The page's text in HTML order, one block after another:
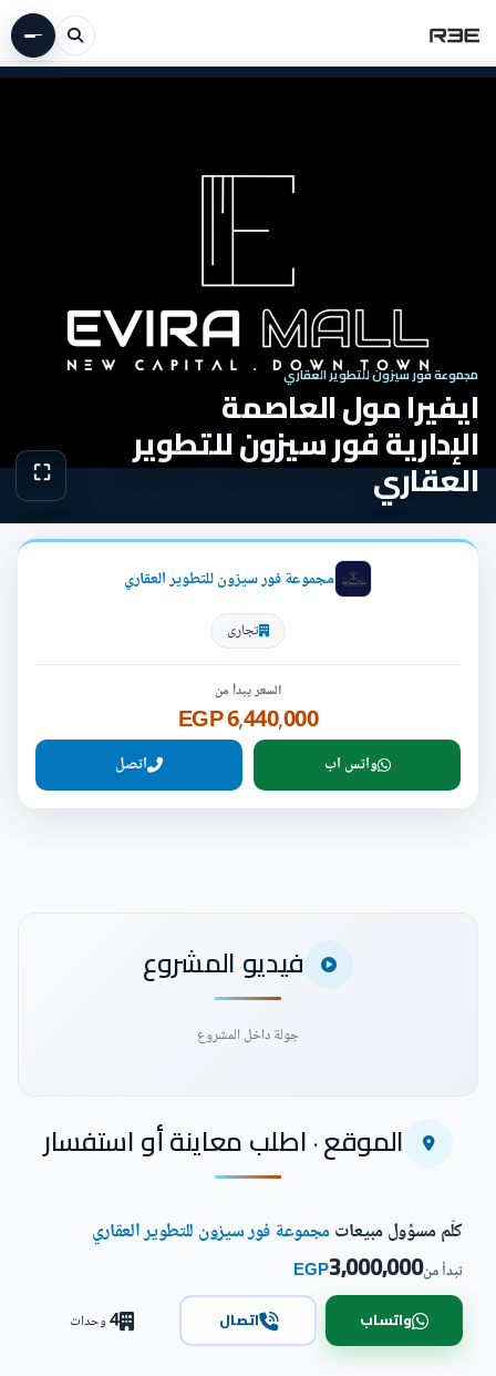
مجموعة فور سيزون للتطوير العقاري
ايفيرا مول العاصمة
الإدارية فور سيزون للتطوير
العقاري ⛶عرض
مجموعة فور سيزون للتطوير العقاري
تجارى
السعر يبدأ من
6,440,000 EGP
واتس اب اتصل
فيديو المشروع
جولة داخل المشروع
شاهد فيديو المشروع
الموقع · اطلب معاينة أو استفسار
كلّم مسؤول مبيعاتمجموعة فور سيزون للتطوير العقاري
تبدأ من3,000,000
EGP
واتساب اتصال 4وحدات